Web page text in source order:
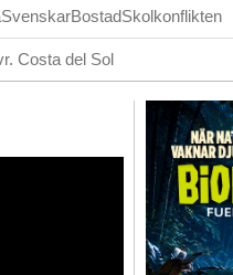
SvenskarBostadSkolkonflikten
Costa del Sol